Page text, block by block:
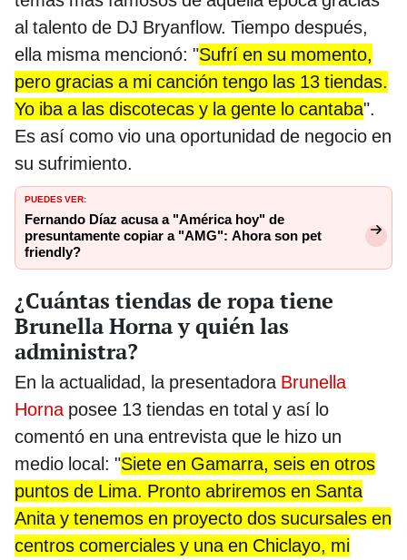
al talento de DJ Bryanflow. Tiempo después,
ella misma mencionó: "Sufrí en su momento,
pero gracias a mi canción tengo las 13 tiendas.
Yo iba a las discotecas y la gente lo cantaba".
Es así como vio una oportunidad de negocio en
su sufrimiento.
PUEDES VER:
Fernando Díaz acusa a "América hoy" de
presuntamente copiar a "AMG": Ahora son pet
friendly?
¿Cuántas tiendas de ropa tiene
Brunella Horna y quién las
administra?
En la actualidad, la presentadora Brunella
Horna posee 13 tiendas en total y así lo
comentó en una entrevista que le hizo un
medio local: "Siete en Gamarra, seis en otros
puntos de Lima. Pronto abriremos en Santa
Anita y tenemos en proyecto dos sucursales en
centros comerciales y una en Chiclayo, mi